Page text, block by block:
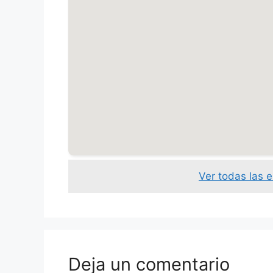
Ver todas las
Deja un comentario